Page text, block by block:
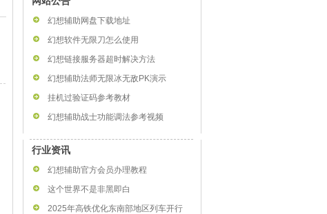
幻想辅助网盘下载地址
幻想软件无限刀怎么使用
幻想链接服务器超时解决方法
幻想辅助法师无限冰无敌PK演示
挂机过验证码参考教材
幻想辅助战士功能调法参考视频
行业资讯
幻想辅助官方会员办理教程
这个世界不是非黑即白
2025年高铁优化东南部地区列车开行